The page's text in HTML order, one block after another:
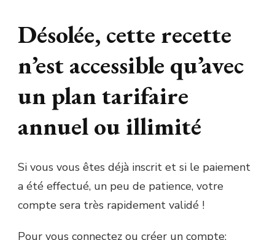
Désolée, cette recette
n’est accessible qu’avec
un plan tarifaire
annuel ou illimité
Si vous vous êtes déjà inscrit et si le paiement
a été effectué, un peu de patience, votre
compte sera très rapidement validé !
Pour vous connectez ou créer un compte: